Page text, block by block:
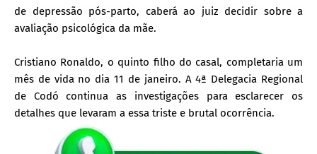
de depressão pós-parto, caberá ao juiz decidir sobre a
avaliação psicológica da mãe.
Cristiano Ronaldo, o quinto filho do casal, completaria um
mês de vida no dia 11 de janeiro. A 4ª Delegacia Regional
de Codó continua as investigações para esclarecer os
detalhes que levaram a essa triste e brutal ocorrência.